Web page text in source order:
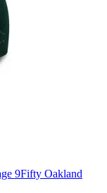
9Fifty Oakland